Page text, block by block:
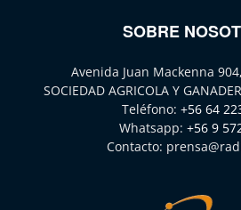
SOBRE
Avenida Juan Mackenna
SOCIEDAD AGRICOLA Y
Teléfono: +56 64
Whatsapp: +56 9
Contacto: